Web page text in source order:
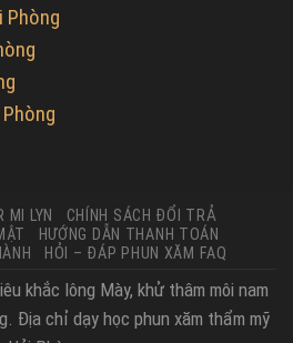
Phòng
MI LYN
CHÍNH SÁCH ĐỔI TRẢ
HƯỚNG DẪN THANH TOÁN
HỎI – ĐÁP PHUN XĂM FAQ
khắc lông Mày, khử thâm môi nam
Địa chỉ dạy học phun xăm thẩm mỹ